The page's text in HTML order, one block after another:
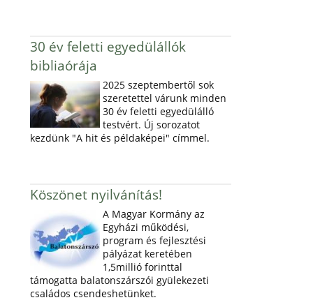
30 év feletti egyedülállók
bibliaórája
2025 szeptembertől sok
szeretettel várunk minden
30 év feletti egyedülálló
testvért. Új sorozatot
kezdünk "A hit és példaképei" címmel.
Köszönet nyilvánítás!
A Magyar Kormány az
Egyházi működési,
program és fejlesztési
pályázat keretében
1,5millió forinttal
támogatta balatonszárszói gyülekezeti
családos csendeshetünket.